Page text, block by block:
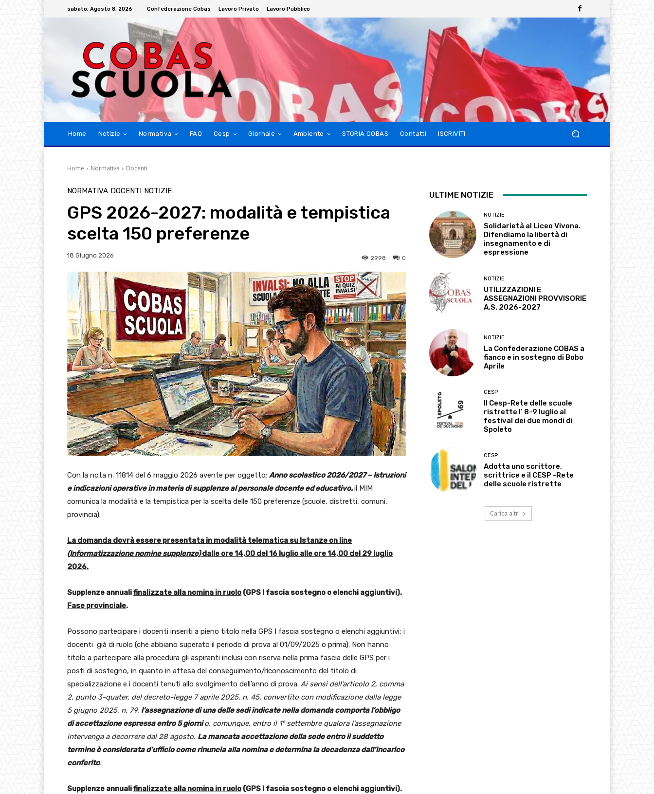
sabato, Agosto 8, 2026 Confederazione Cobas Lavoro Privato Lavoro Pubblico
Home Notizie Normativa FAQ Cesp Giornale Ambiente STORIA COBAS Contatti ISCRIVITI
Home Normativa Docenti
NORMATIVA DOCENTI NOTIZIE
GPS 2026-2027: modalità e tempistica
scelta 150 preferenze
18 Giugno 2026 0
2998
Con la nota n. 11814 del 6 maggio 2026 avente per oggetto: Anno scolastico 2026/2027 – Istruzioni
e indicazioni operative in materia di supplenze al personale docente ed educativo.il MIM
comunica la modalità e la tempistica per la scelta delle 150 preferenze (scuole, distretti, comuni,
provincia).
La domanda dovrà essere presentata in modalità telematica su Istanze on line
(Informatizzazione nomine supplenze)dalle ore 14,00 del 16 luglio alle ore 14,00 del 29 luglio
2026.
Supplenze annualifinalizzate alla nomina in ruolo (GPS I fascia sostegno o elenchi aggiuntivi).
Fase provinciale.
Possono partecipare i docenti inseriti a pieno titolo nella GPS I fascia sostegno o elenchi aggiuntivi; i
docenti già di ruolo (che abbiano superato il periodo di prova al 01/09/2025 o prima). Non hanno
titolo a partecipare alla procedura gli aspiranti inclusi con riserva nella prima fascia delle GPS per i
posti di sostegno, in quanto in attesa del conseguimento/riconoscimento del titolo di
specializzazione e i docenti tenuti allo svolgimento dell’anno di prova. Ai sensi dell’articolo 2, comma
2, punto 3-quater, del decreto-legge 7 aprile 2025, n. 45, convertito con modificazione dalla legge
5 giugno 2025, n. 79, l’assegnazione di una delle sedi indicate nella domanda comporta l’obbligo
di accettazione espressa entro 5 giornio, comunque, entro il 1° settembre qualora l’assegnazione
intervenga a decorrere dal 28 agosto. La mancata accettazione della sede entro il suddetto
termine è considerata d’ufficio come rinuncia alla nomina e determina la decadenza dall’incarico
conferito.
Supplenze annualifinalizzate alla nomina in ruolo (GPS I fascia sostegno o elenchi aggiuntivi).
ULTIME NOTIZIE
NOTIZIE
Solidarietà al Liceo Vivona.
Difendiamo la libertà di
insegnamento e di
espressione
NOTIZIE
UTILIZZAZIONI E
ASSEGNAZIONI PROVVISORIE
A.S. 2026-2027
NOTIZIE
La Confederazione COBAS a
fianco e in sostegno di Bobo
Aprile
CESP
Il Cesp-Rete delle scuole
ristrette l’ 8-9 luglio al
festival dei due mondi di
Spoleto
CESP
Adotta uno scrittore,
scrittrice e il CESP -Rete
delle scuole ristrette
Carica altri